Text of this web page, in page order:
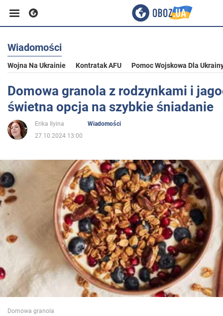
Biznes
Sport
Rozrywka
Polityka
Społeczeństwo
Wojna na Ukrainie
Świat
Jedzenie
Wiadomości
Wojna Na Ukrainie Kontratak AFU Pomoc Wojskowa Dla
Domowa granola z rodzynkami i
świetna opcja na szybkie śniadanie
Erika Ilyina
Wiadomości
27.10.2024 13:00
Domowa granola